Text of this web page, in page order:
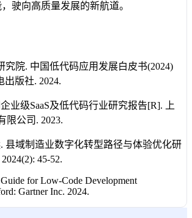
驶向高质量发展的新航道。
究院. 中国低代码应用发展白皮书(2024)
出版社. 2024.
业级SaaS及低代码行业研究报告[R]. 上
限公司. 2023.
县域制造业数字化转型路径与体验优化研
45-52.
for Low-Code Development
Gartner Inc. 2024.